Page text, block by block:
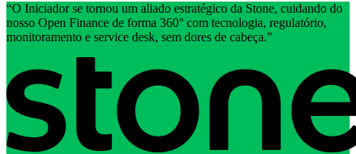
“O Iniciador se tornou um aliado estratégico da Stone, cuidando do
nosso Open Finance de forma 360° com tecnologia, regulatório,
monitoramento e service desk, sem dores de cabeça.”